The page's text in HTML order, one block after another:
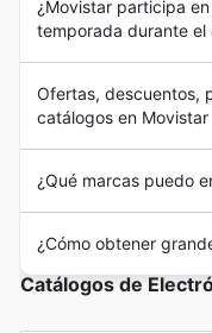
¿Movistar participa
temporada durante el
Ofertas, descuentos,
catálogos en Movistar
¿Qué marcas puedo
¿Cómo obtener
Catálogos de